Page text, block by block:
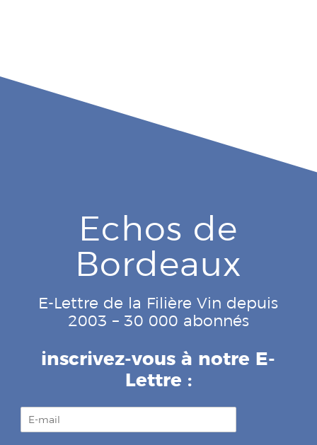
Echos de
Bordeaux
E-Lettre de la Filière Vin depuis
2003 – 30 000 abonnés
inscrivez-vous à notre E-
Lettre :